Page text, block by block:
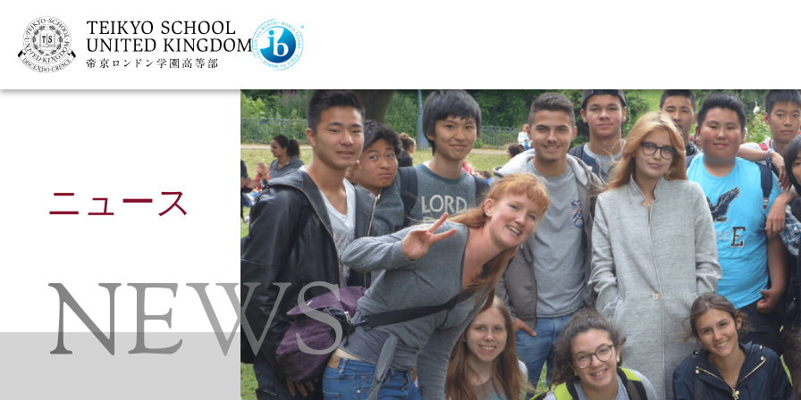
ニュース
NEWS